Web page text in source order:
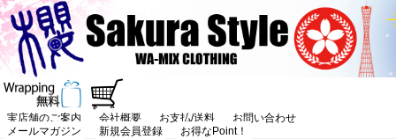
実店舗のご案内 会社概要 お支払/送料
お問い合わせ
メールマガジン
新規会員登録 お得なPoint！